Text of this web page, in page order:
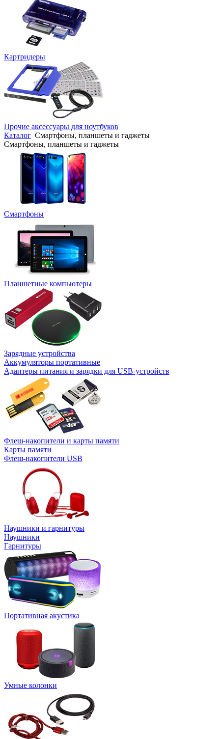
Картридеры
Прочие аксессуары для ноутбуков
Каталог Смартфоны, планшеты и гаджеты
Смартфоны, планшеты и гаджеты
Смартфоны
Планшетные компьютеры
Зарядные устройства
Аккумуляторы портативные
Адаптеры питания и зарядки для USB-устройств
Флеш-накопители и карты памяти
Карты памяти
Флеш-накопители USB
Наушники и гарнитуры
Наушники
Гарнитуры
Портативная акустика
Умные колонки